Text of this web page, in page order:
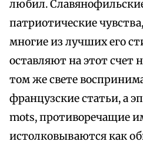
любил.
патриотические
многие из лучших его
оставляют на этот счет
том же свете
французские статьи, а
mots, противоречащие
истолковываются как